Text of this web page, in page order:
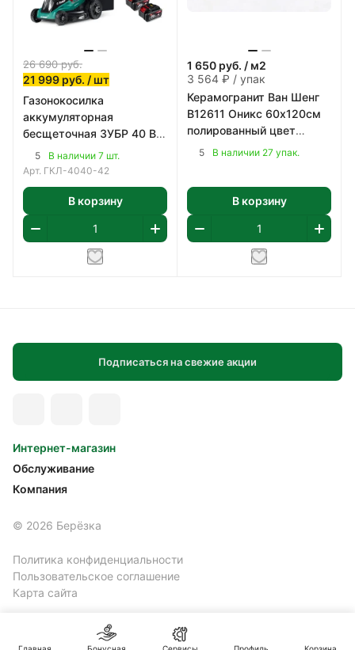
26 690руб.
21 999 руб. / шт
Газонокосилка
аккумуляторная
бесщеточная ЗУБР 40 В
(2x20В), 400 мм
5
В наличии 7 шт.
Арт. ГКЛ-4040-42
В корзину
1 650 руб. / м2
3 564 ₽ / упак
Керамогранит Ван Шенг
B12611 Оникс 60х120см
полированный цвет
светло-серый 2,16 м2/уп
5 В наличии 27 упак.
В корзину
Подписаться на свежие акции
Интернет-магазин
Обслуживание
Компания
© 2026 Берёзка
Политика конфиденциальности
Пользовательское соглашение
Карта сайта